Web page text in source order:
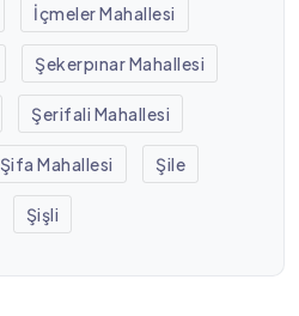
İçmeler Mahallesi
Şekerpınar Mahallesi
Şerifali Mahallesi
Şifa Mahallesi Şile
Şişli